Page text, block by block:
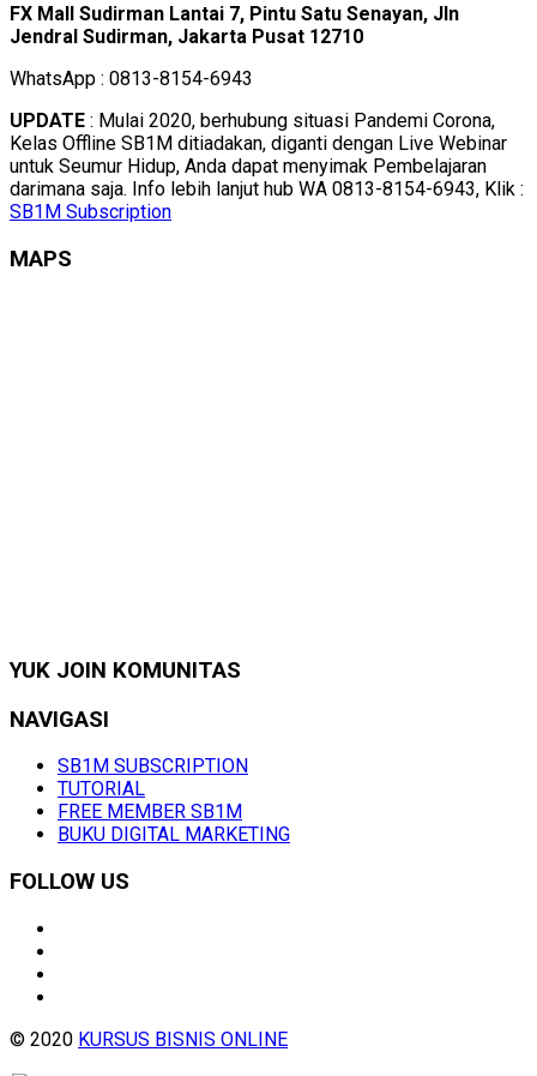
FX Mall Sudirman Lantai 7, Pintu Satu Senayan, Jln
Jendral Sudirman, Jakarta Pusat 12710
WhatsApp : 0813-8154-6943
UPDATE : Mulai 2020, berhubung situasi Pandemi Corona,
Kelas Offline SB1M ditiadakan, diganti dengan Live Webinar
untuk Seumur Hidup, Anda dapat menyimak Pembelajaran
darimana saja. Info lebih lanjut hub WA 0813-8154-6943, Klik :
SB1M Subscription
MAPS
YUK JOIN KOMUNITAS
NAVIGASI
SB1M SUBSCRIPTION
TUTORIAL
FREE MEMBER SB1M
BUKU DIGITAL MARKETING
FOLLOW US
© 2020 KURSUS BISNIS ONLINE